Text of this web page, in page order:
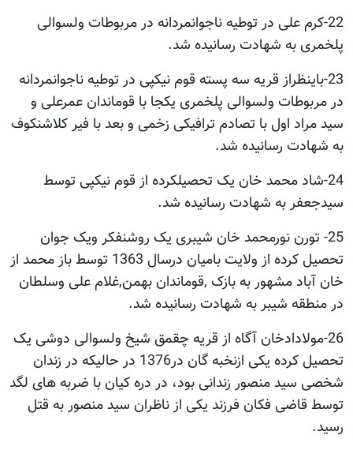
22-کرم علی در توطیه ناجوانمردانه در مربوطات ولسوالی
پلخمری به شهادت رسانیده شد.
23-باینظراز قریه سه پسته قوم نیکپی در توطیه ناجوانمردانه
در مربوطات ولسوالی پلخمری یکجا با قوماندان عمرعلی و
سید مراد اول با تصادم ترافیکی زخمی و بعد با فیر کلاشنکوف
به شهادت رسانیده شد.
24-شاد محمد خان یک تحصیلکرده از قوم نیکپی توسط
سیدجعفر به شهادت رسانیده شد.
25- تورن نورمحمد خان شیبری یک روشنفکر ویک جوان
تحصیل کرده از ولایت بامیان درسال 1363 توسط باز محمد از
خان آباد مشهور به بازک ,قوماندان بهمن,غلام علی وسلطان
در منطقه شیبر به شهادت رسانیده شد.
26-مولادادخان آگاه از قریه چقمق شیخ ولسوالی دوشی یک
تحصیل کرده یکی ازنخبه گان در1376 در حالیکه در زندان
شخصی سید منصور زندانی بود، در دره کیان با ضربه های لگد
توسط قاضی فکان فرزند یکی از ناظران سید منصور به قتل
رسید.